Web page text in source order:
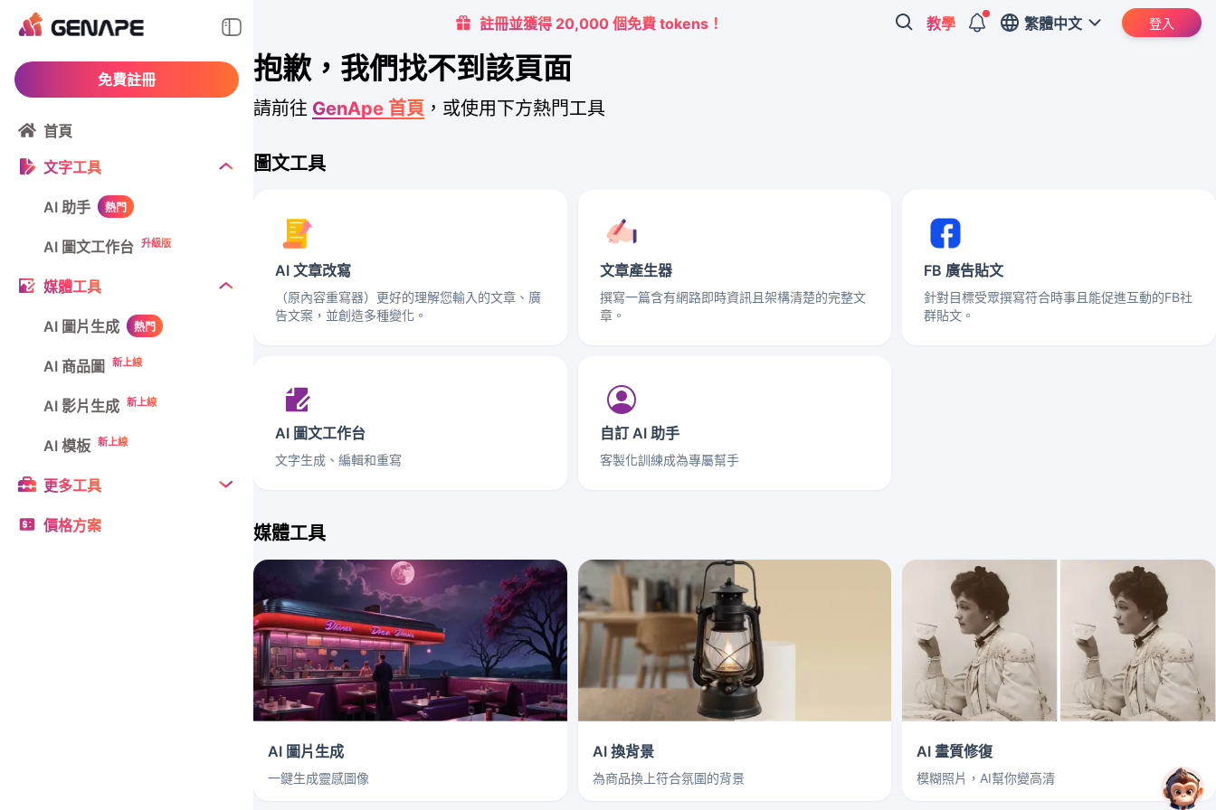
免費註冊
首頁
文字工具
AI 助手 熱門
AI 圖文工作台 升級版
媒體工具
AI 圖片生成 熱門
AI 商品圖 新上線
AI 影片生成 新上線
AI 模板 新上線
更多工具
價格方案
註冊並獲得 20,000 個免費 tokens！ 教學 繁體中文 登入
抱歉，我們找不到該頁面
請前往 GenApe 首頁 ，或使用下方熱門工具
圖文工具
AI 文章改寫
（原內容重寫器）更好的理解您輸入的文章、廣
告文案，並創造多種變化。
文章產生器
撰寫一篇含有網路即時資訊且架構清楚的完整文
章。
FB 廣告貼文
針對目標受眾撰寫符合時事且能促進互動的FB社
群貼文。
AI 圖文工作台
文字生成、編輯和重寫
自訂 AI 助手
客製化訓練成為專屬幫手
媒體工具
AI 圖片生成
一鍵生成靈感圖像
AI 換背景
為商品換上符合氛圍的背景
AI 畫質修復
模糊照片，AI幫你變高清